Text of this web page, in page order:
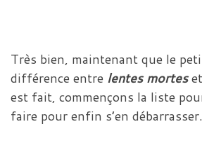
Très bien, maintenant que le
différence entre lentes mortes
est fait, commençons la liste
faire pour enfin s’en débarrasser.